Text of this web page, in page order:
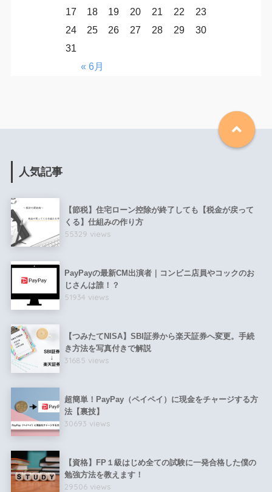
« 6月
17
18 19 20 21 22
23
24
25 26 27 28 29
30
31
人気記事
【節税】住宅ローン控除が終了しても【税金が戻って
くる】仕組みの作り方
55329 views
PayPayの最新CM出演者｜コンビニ店員やコックのお
じさんは誰！？
51934 views
【つみたてNISA】SBI証券から楽天証券へ変更。手続
き方法を写真付きで解説
31685 views
超簡単！PayPay（ペイペイ）に現金をチャージする方
法【裏技】
30693 views
【資格】FP１級はじめ全ての試験に一発合格した僕の
勉強方法を教えます！
29506 views